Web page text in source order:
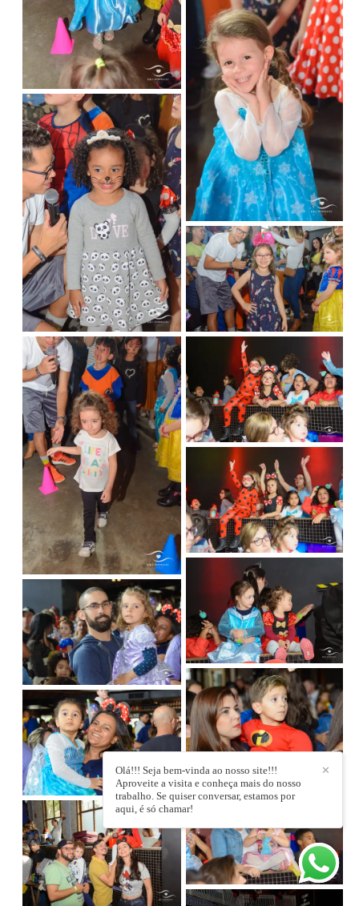
✕
Olá!!! Seja bem-vinda ao nosso site!!!
Aproveite a visita e conheça mais do nosso
trabalho. Se quiser conversar, estamos por
aqui, é só chamar!